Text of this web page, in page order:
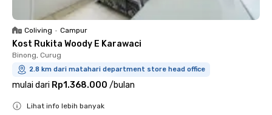
Coliving • Campur
Kost Rukita Woody E Karawaci
Binong, Curug
2.8 km dari matahari department store head office
mulai dari Rp1.368.000 /bulan
Lihat info lebih banyak